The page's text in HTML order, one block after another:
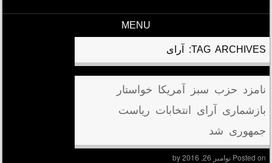
MENU
Skip to
TAG ARCHIVES: آرای
نامزد حزب سبز آمریکا خواستار
بازشماری آرای انتخابات ریاست
جمهوری شد
Posted onنوامبر 26, 2016 by